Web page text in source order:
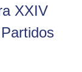
XXIV